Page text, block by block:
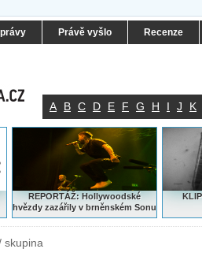
Právě vyšlo Recenze
A B C D E F G H I J K
REPORTÁŽ: Hollywoodské
hvězdy zazářily v brněnském Sonu
skupina